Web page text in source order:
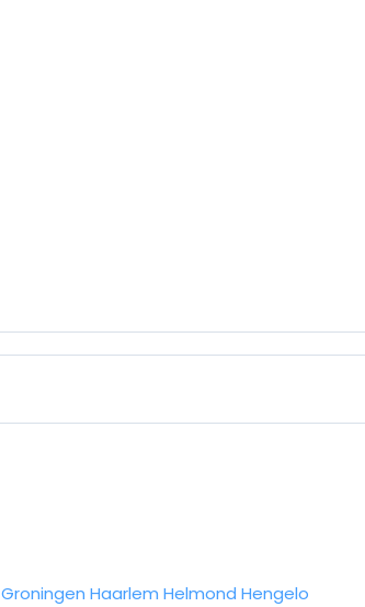
Groningen Haarlem Helmond Hengelo